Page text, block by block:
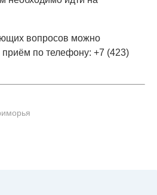
вопросов можно
приём по телефону: +7 (423)